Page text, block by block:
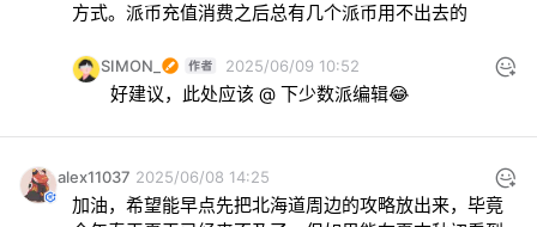
方式。派币充值消费之后总有几个派币用不出去的
SIMON_ 2025/06/09 10:52
好建议，此处应该 @ 下少数派编辑😂
alex11037 2025/06/08 14:25
加油，希望能早点先把北海道周边的攻略放出来，毕竟